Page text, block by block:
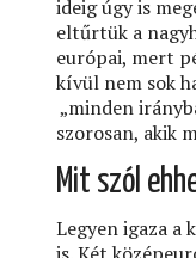
ideig úgy is
eltűrtük a
európai, mert
kívül nem sok
„minden
szorosan, akik
Mit szól
Legyen igaza a